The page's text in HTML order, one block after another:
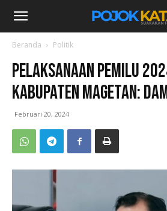
Beranda Politik
Pelaksanaan Pemilu
Kabupaten Magetan:
Februari 20, 2024